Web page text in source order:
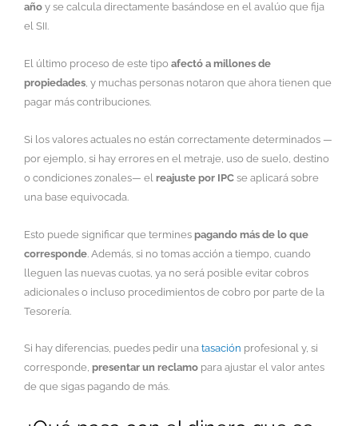
año y se calcula directamente basándose en el avalúo que fija
el SII.
El último proceso de este tipo afectó a millones de
propiedades, y muchas personas notaron que ahora tienen que
pagar más contribuciones.
Si los valores actuales no están correctamente determinados —
por ejemplo, si hay errores en el metraje, uso de suelo, destino
o condiciones zonales— el reajuste por IPC se aplicará sobre
una base equivocada.
Esto puede significar que termines pagando más de lo que
corresponde . Además, si no tomas acción a tiempo, cuando
lleguen las nuevas cuotas, ya no será posible evitar cobros
adicionales o incluso procedimientos de cobro por parte de la
Tesorería.
Si hay diferencias, puedes pedir una tasación profesional y, si
corresponde, presentar un reclamo para ajustar el valor antes
de que sigas pagando de más.